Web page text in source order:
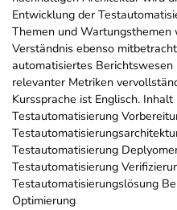
Entwicklung der
Themen und
Verständnis ebenso
automatisiertes
relevanter Metriken
Kurssprache ist Englisch.
Testautomatisierung
Testautomatisierung
Testautomatisierung
Testautomatisierungslösung
Optimierung